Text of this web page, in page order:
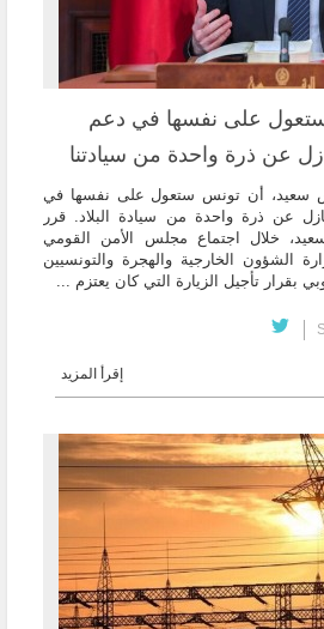
على نفسها في دعم
عن ذرة واحدة من سيادتنا
سعيد، أن تونس ستعول على نفسها في
عن ذرة واحدة من سيادة البلاد. قرر
خلال اجتماع مجلس الأمن القومي
الشؤون الخارجية والهجرة والتونسيين
بقرار تأجيل الزيارة التي كان يعتزم ...
إقرأ المزيد